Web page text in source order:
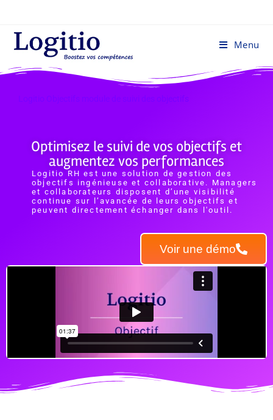
Menu
Logitio Objectifs module de suivi des objectifs
Optimisez le suivi de vos objectifs et
augmentez vos performances
Logitio RH est une solution de gestion des
objectifs ingénieuse et collaborative. Managers
et collaborateurs disposent d’une visibilité
continue sur l’avancée de leurs objectifs et
peuvent directement échanger dans l'outil.
Voir une démo